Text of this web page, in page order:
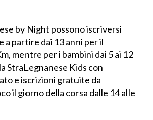
by Night possono iscriversi
partire dai 13 anni per il
mentre per i bambini dai 5 ai 12
StraLegnanese Kids con
e iscrizioni gratuite da
il giorno della corsa dalle 14 alle